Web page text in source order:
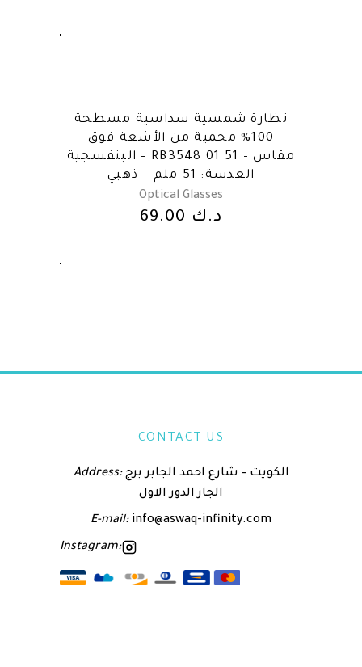
نظارة شمسية سداسية مسطحة
100% محمية من الأشعة فوق
البنفسجية – RB3548 01 51 – مقاس
العدسة: 51 ملم – ذهبي
Optical Glasses
د.ك
CONTACT US
Address:الكويت – شارع احمد الجابر برج
الجاز الدور الاول
E-mail:info@aswaq-infinity.com
Instagram: